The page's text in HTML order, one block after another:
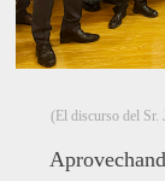
(El discurso del Sr.